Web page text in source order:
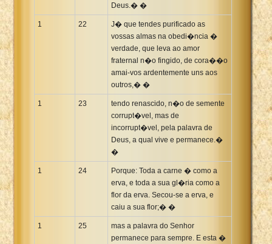
Deus.� �
1 22
J� que tendes purificado as
vossas almas na obedi�ncia �
verdade, que leva ao amor
fraternal n�o fingido, de cora��o
amai-vos ardentemente uns aos
outros,� �
1 23
tendo renascido, n�o de semente
corrupt�vel, mas de
incorrupt�vel, pela palavra de
Deus, a qual vive e permanece.�
�
1 24
Porque: Toda a carne � como a
erva, e toda a sua gl�ria como a
flor da erva. Secou-se a erva, e
caiu a sua flor;� �
1 25
mas a palavra do Senhor
permanece para sempre. E esta �